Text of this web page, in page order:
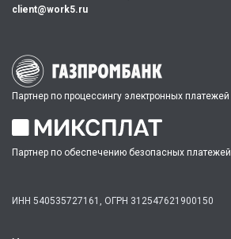
Партнер по процессингу электронных платежей
Партнер по обеспечению безопасных платежей
ИНН 540535727161, ОГРН 312547621900150
client@work5.ru